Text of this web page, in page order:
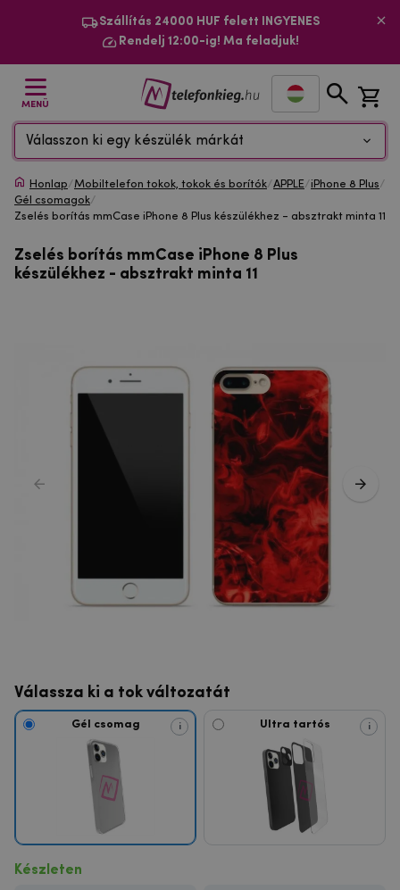
Szállítás 24000 HUF felett INGYENES
Rendelj 12:00-ig! Ma feladjuk!
MENÜ
Válasszon ki egy készülék márkát
Honlap/Mobiltelefon tokok, tokok és borítók/APPLE/iPhone 8 Plus/
Gél csomagok/
Zselés borítás mmCase iPhone 8 Plus készülékhez - absztrakt minta 11
Zselés borítás mmCase iPhone 8 Plus
készülékhez - absztrakt minta 11
Válassza ki a tok változatát
Gél csomag i Ultra tartós i
Készleten